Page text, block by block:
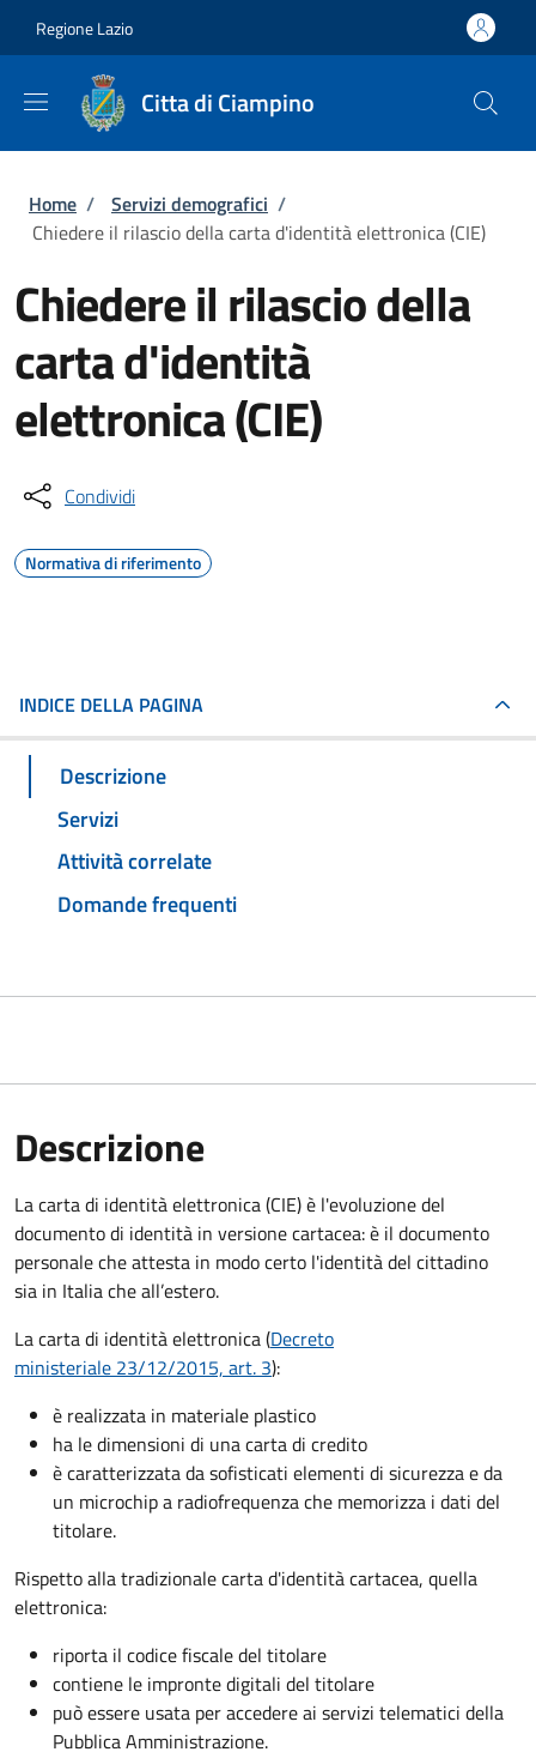
Regione Lazio
Citta di Ciampino
Briciole di pane
Home / Servizi demografici /
Chiedere il rilascio della carta d'identità elettronica (CIE)
Chiedere il rilascio della
carta d'identità
elettronica (CIE)
Condividi
Normativa di riferimento
INDICE DELLA PAGINA
Descrizione
Servizi
Attività correlate
Domande frequenti
Descrizione
La carta di identità elettronica (CIE) è l'evoluzione del
documento di identità in versione cartacea: è il documento
personale che attesta in modo certo l'identità del cittadino
sia in Italia che all’estero.
La carta di identità elettronica (Decreto
ministeriale 23/12/2015, art. 3):
è realizzata in materiale plastico
ha le dimensioni di una carta di credito
è caratterizzata da sofisticati elementi di sicurezza e da
un microchip a radiofrequenza che memorizza i dati del
titolare.
Rispetto alla tradizionale carta d'identità cartacea, quella
elettronica:
riporta il codice fiscale del titolare
contiene le impronte digitali del titolare
può essere usata per accedere ai servizi telematici della
Pubblica Amministrazione.